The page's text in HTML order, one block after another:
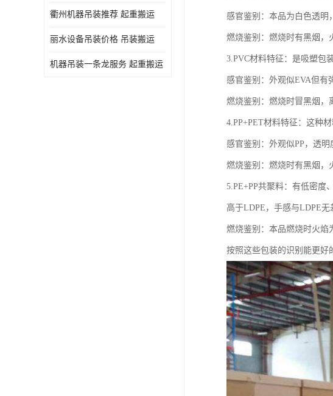
衢州机器吊装推荐 起重搬运
丽水设备吊装价格 吊装搬运
机器吊装一条龙服务 起重搬运
感官鉴别：本品为白色透明
燃烧鉴别：燃烧时有黑烟，
3.PVC材料特征：是吸塑包
感官鉴别：外观似EVA但有
燃烧鉴别：燃烧时冒黑烟，
4.PP+PET材料特征：这种
感官鉴别：外观似PP，透明
燃烧鉴别：燃烧时有黑烟，
5.PE+PP共聚料：有低密度
高于LDPE，手感与LDPE无
燃烧鉴别：本品燃烧时火焰
按照这些包装的识别能更好